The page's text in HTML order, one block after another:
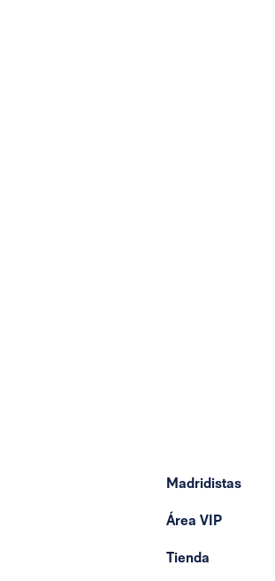
Madridistas
Área VIP
Tienda